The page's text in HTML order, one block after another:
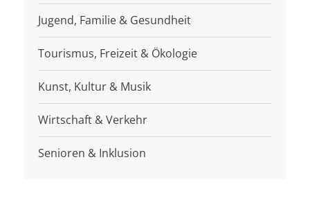
Jugend, Familie & Gesundheit
Tourismus, Freizeit & Ökologie
Kunst, Kultur & Musik
Wirtschaft & Verkehr
Senioren & Inklusion